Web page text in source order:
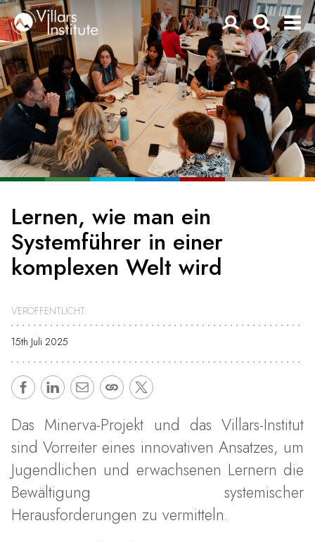
Lernen, wie man ein
Systemführer in einer
komplexen Welt wird
Das Minerva-Projekt und das Villars-Institut
sind Vorreiter eines innovativen Ansatzes, um
Jugendlichen und erwachsenen Lernern die
Bewältigung systemischer
Herausforderungen zu vermitteln.
VERÖFFENTLICHT:
15th Juli 2025